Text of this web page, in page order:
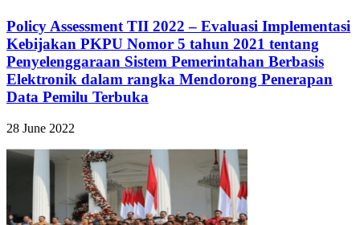
Policy Assessment TII 2022 – Evaluasi Implementasi
Kebijakan PKPU Nomor 5 tahun 2021 tentang
Penyelenggaraan Sistem Pemerintahan Berbasis
Elektronik dalam rangka Mendorong Penerapan
Data Pemilu Terbuka
28 June 2022